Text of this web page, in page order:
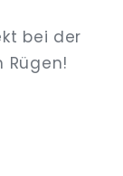
bei der
Rügen!